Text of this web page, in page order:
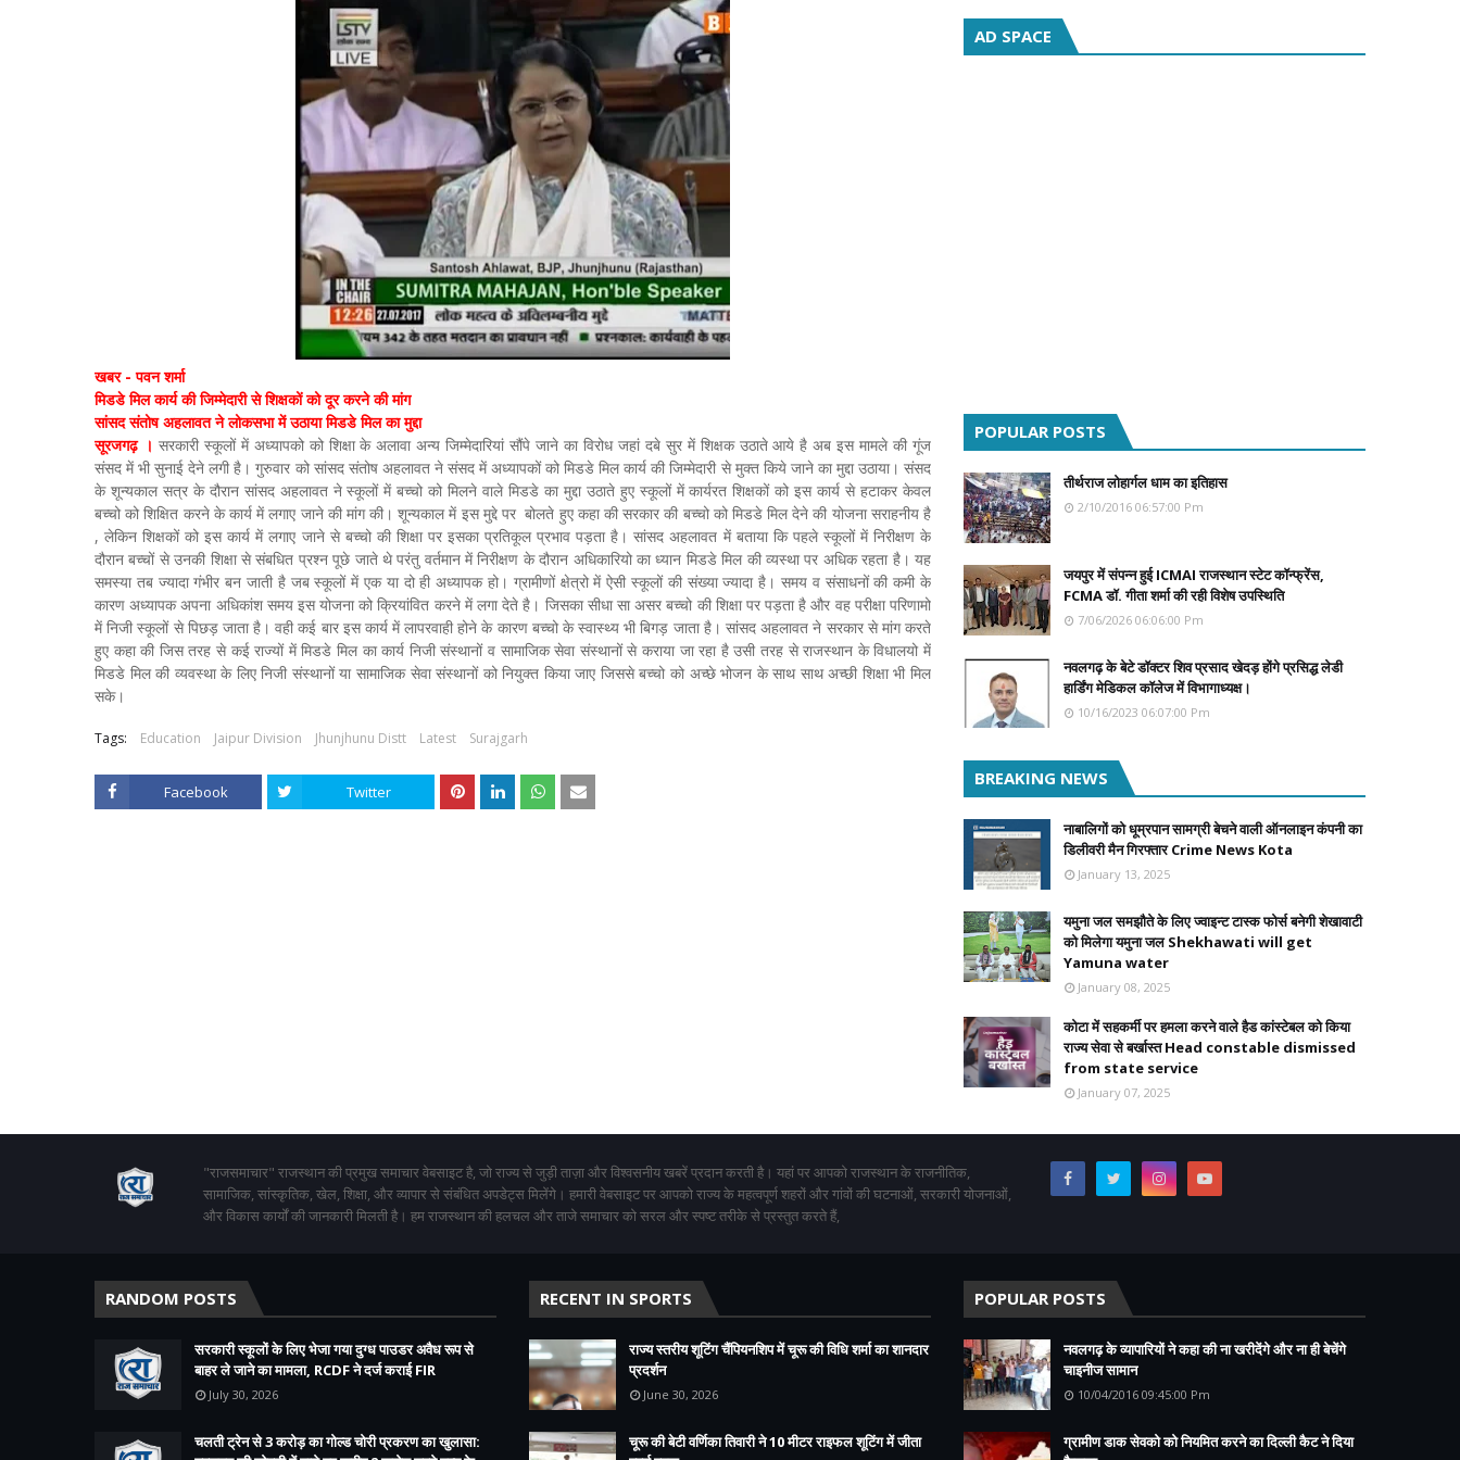
खबर - पवन शर्मा
मिडडे मिल कार्य की जिम्मेदारी से शिक्षकों को दूर करने की मांग
सांसद संतोष अहलावत ने लोकसभा में उठाया मिडडे मिल का मुद्दा
सूरजगढ़ । सरकारी स्कूलों में अध्यापको को शिक्षा के अलावा अन्य जिम्मेदारियां सौंपे जाने का विरोध जहां दबे सुर में शिक्षक उठाते आये है अब इस मामले की गूंज
संसद में भी सुनाई देने लगी है। गुरुवार को सांसद संतोष अहलावत ने संसद में अध्यापकों को मिडडे मिल कार्य की जिम्मेदारी से मुक्त किये जाने का मुद्दा उठाया। संसद
के शून्यकाल सत्र के दौरान सांसद अहलावत ने स्कूलों में बच्चो को मिलने वाले मिडडे का मुद्दा उठाते हुए स्कूलों में कार्यरत शिक्षकों को इस कार्य से हटाकर केवल
बच्चो को शिक्षित करने के कार्य में लगाए जाने की मांग की। शून्यकाल में इस मुद्दे पर बोलते हुए कहा की सरकार की बच्चो को मिडडे मिल देने की योजना सराहनीय है
, लेकिन शिक्षकों को इस कार्य में लगाए जाने से बच्चो की शिक्षा पर इसका प्रतिकूल प्रभाव पड़ता है। सांसद अहलावत में बताया कि पहले स्कूलों में निरीक्षण के
दौरान बच्चों से उनकी शिक्षा से संबधित प्रश्न पूछे जाते थे परंतु वर्तमान में निरीक्षण के दौरान अधिकारियो का ध्यान मिडडे मिल की व्यस्था पर अधिक रहता है। यह
समस्या तब ज्यादा गंभीर बन जाती है जब स्कूलों में एक या दो ही अध्यापक हो। ग्रामीणों क्षेत्रो में ऐसी स्कूलों की संख्या ज्यादा है। समय व संसाधनों की कमी के
कारण अध्यापक अपना अधिकांश समय इस योजना को क्रियांवित करने में लगा देते है। जिसका सीधा सा असर बच्चो की शिक्षा पर पड़ता है और वह परीक्षा परिणामो
में निजी स्कूलों से पिछड़ जाता है। वही कई बार इस कार्य में लापरवाही होने के कारण बच्चो के स्वास्थ्य भी बिगड़ जाता है। सांसद अहलावत ने सरकार से मांग करते
हुए कहा की जिस तरह से कई राज्यों में मिडडे मिल का कार्य निजी संस्थानों व सामाजिक सेवा संस्थानों से कराया जा रहा है उसी तरह से राजस्थान के विधालयो में
मिडडे मिल की व्यवस्था के लिए निजी संस्थानों या सामाजिक सेवा संस्थानों को नियुक्त किया जाए जिससे बच्चो को अच्छे भोजन के साथ साथ अच्छी शिक्षा भी मिल
सके।
Tags: Education Jaipur Division Jhunjhunu Distt Latest Surajgarh
Facebook Twitter
AD SPACE
POPULAR POSTS
तीर्थराज लोहार्गल धाम का इतिहास
2/10/2016 06:57:00 Pm
जयपुर में संपन्न हुई ICMAI राजस्थान स्टेट कॉन्फ्रेंस,
FCMA डॉ. गीता शर्मा की रही विशेष उपस्थिति
7/06/2026 06:06:00 Pm
नवलगढ़ के बेटे डॉक्टर शिव प्रसाद खेदड़ होंगे प्रसिद्ध लेडी
हार्डिंग मेडिकल कॉलेज में विभागाध्यक्ष।
10/16/2023 06:07:00 Pm
BREAKING NEWS
नाबालिगों को धूम्रपान सामग्री बेचने वाली ऑनलाइन कंपनी का
डिलीवरी मैन गिरफ्तार Crime News Kota
January 13, 2025
यमुना जल समझौते के लिए ज्वाइन्ट टास्क फोर्स बनेगी शेखावाटी
को मिलेगा यमुना जल Shekhawati will get
Yamuna water
January 08, 2025
कोटा में सहकर्मी पर हमला करने वाले हैड कांस्टेबल को किया
राज्य सेवा से बर्खास्त Head constable dismissed
from state service
January 07, 2025
"राजसमाचार" राजस्थान की प्रमुख समाचार वेबसाइट है, जो राज्य से जुड़ी ताज़ा और विश्वसनीय खबरें प्रदान करती है। यहां पर आपको राजस्थान के राजनीतिक,
सामाजिक, सांस्कृतिक, खेल, शिक्षा, और व्यापार से संबंधित अपडेट्स मिलेंगे। हमारी वेबसाइट पर आपको राज्य के महत्वपूर्ण शहरों और गांवों की घटनाओं, सरकारी योजनाओं,
और विकास कार्यों की जानकारी मिलती है। हम राजस्थान की हलचल और ताजे समाचार को सरल और स्पष्ट तरीके से प्रस्तुत करते हैं,
RANDOM POSTS
सरकारी स्कूलों के लिए भेजा गया दुग्ध पाउडर अवैध रूप से
बाहर ले जाने का मामला, RCDF ने दर्ज कराई FIR
July 30, 2026
चलती ट्रेन से 3 करोड़ का गोल्ड चोरी प्रकरण का खुलासा:
RECENT IN SPORTS
राज्य स्तरीय शूटिंग चैंपियनशिप में चूरू की विधि शर्मा का शानदार
प्रदर्शन
June 30, 2026
चूरू की बेटी वर्णिका तिवारी ने 10 मीटर राइफल शूटिंग में जीता
POPULAR POSTS
नवलगढ़ के व्यापारियों ने कहा की ना खरीदेंगे और ना ही बेचेंगे
चाइनीज सामान
10/04/2016 09:45:00 Pm
ग्रामीण डाक सेवको को नियमित करने का दिल्ली कैट ने दिया